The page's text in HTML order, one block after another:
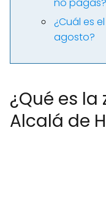
¿Cuál es
agosto?
¿Qué es la
Alcalá de